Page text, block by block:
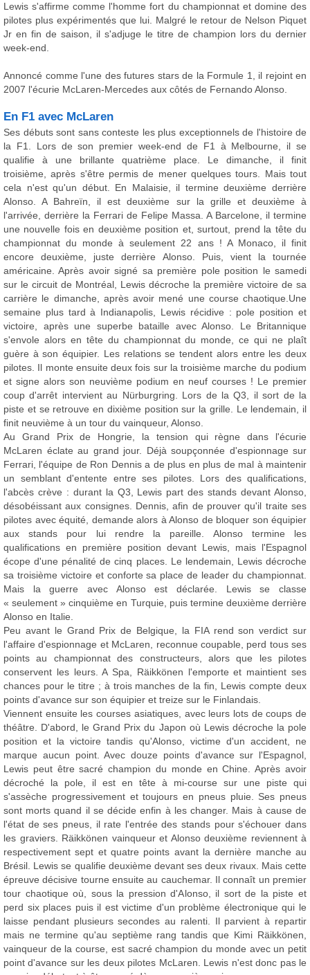
Lewis s'affirme comme l'homme fort du championnat et domine des
pilotes plus expérimentés que lui. Malgré le retour de Nelson Piquet
Jr en fin de saison, il s'adjuge le titre de champion lors du dernier
week-end.
Annoncé comme l'une des futures stars de la Formule 1, il rejoint en
2007 l'écurie McLaren-Mercedes aux côtés de Fernando Alonso.
En F1 avec McLaren
Ses débuts sont sans conteste les plus exceptionnels de l'histoire de
la F1. Lors de son premier week-end de F1 à Melbourne, il se
qualifie à une brillante quatrième place. Le dimanche, il finit
troisième, après s'être permis de mener quelques tours. Mais tout
cela n'est qu'un début. En Malaisie, il termine deuxième derrière
Alonso. A Bahreïn, il est deuxième sur la grille et deuxième à
l'arrivée, derrière la Ferrari de Felipe Massa. A Barcelone, il termine
une nouvelle fois en deuxième position et, surtout, prend la tête du
championnat du monde à seulement 22 ans ! A Monaco, il finit
encore deuxième, juste derrière Alonso. Puis, vient la tournée
américaine. Après avoir signé sa première pole position le samedi
sur le circuit de Montréal, Lewis décroche la première victoire de sa
carrière le dimanche, après avoir mené une course chaotique.Une
semaine plus tard à Indianapolis, Lewis récidive : pole position et
victoire, après une superbe bataille avec Alonso. Le Britannique
s'envole alors en tête du championnat du monde, ce qui ne plaît
guère à son équipier. Les relations se tendent alors entre les deux
pilotes. Il monte ensuite deux fois sur la troisième marche du podium
et signe alors son neuvième podium en neuf courses ! Le premier
coup d'arrêt intervient au Nürburgring. Lors de la Q3, il sort de la
piste et se retrouve en dixième position sur la grille. Le lendemain, il
finit neuvième à un tour du vainqueur, Alonso.
Au Grand Prix de Hongrie, la tension qui règne dans l'écurie
McLaren éclate au grand jour. Déjà soupçonnée d'espionnage sur
Ferrari, l'équipe de Ron Dennis a de plus en plus de mal à maintenir
un semblant d'entente entre ses pilotes. Lors des qualifications,
l'abcès crève : durant la Q3, Lewis part des stands devant Alonso,
désobéissant aux consignes. Dennis, afin de prouver qu'il traite ses
pilotes avec équité, demande alors à Alonso de bloquer son équipier
aux stands pour lui rendre la pareille. Alonso termine les
qualifications en première position devant Lewis, mais l'Espagnol
écope d'une pénalité de cinq places. Le lendemain, Lewis décroche
sa troisième victoire et conforte sa place de leader du championnat.
Mais la guerre avec Alonso est déclarée. Lewis se classe
« seulement » cinquième en Turquie, puis termine deuxième derrière
Alonso en Italie.
Peu avant le Grand Prix de Belgique, la FIA rend son verdict sur
l'affaire d'espionnage et McLaren, reconnue coupable, perd tous ses
points au championnat des constructeurs, alors que les pilotes
conservent les leurs. A Spa, Räikkönen l'emporte et maintient ses
chances pour le titre ; à trois manches de la fin, Lewis compte deux
points d'avance sur son équipier et treize sur le Finlandais.
Viennent ensuite les courses asiatiques, avec leurs lots de coups de
théâtre. D'abord, le Grand Prix du Japon où Lewis décroche la pole
position et la victoire tandis qu'Alonso, victime d'un accident, ne
marque aucun point. Avec douze points d'avance sur l'Espagnol,
Lewis peut être sacré champion du monde en Chine. Après avoir
décroché la pole, il est en tête à mi-course sur une piste qui
s'assèche progressivement et toujours en pneus pluie. Ses pneus
sont morts quand il se décide enfin à les changer. Mais à cause de
l'état de ses pneus, il rate l'entrée des stands pour s'échouer dans
les graviers. Räikkönen vainqueur et Alonso deuxième reviennent à
respectivement sept et quatre points avant la dernière manche au
Brésil. Lewis se qualifie deuxième devant ses deux rivaux. Mais cette
épreuve décisive tourne ensuite au cauchemar. Il connaît un premier
tour chaotique où, sous la pression d'Alonso, il sort de la piste et
perd six places puis il est victime d'un problème électronique qui le
laisse pendant plusieurs secondes au ralenti. Il parvient à repartir
mais ne termine qu'au septième rang tandis que Kimi Räikkönen,
vainqueur de la course, est sacré champion du monde avec un petit
point d'avance sur les deux pilotes McLaren. Lewis n'est donc pas le